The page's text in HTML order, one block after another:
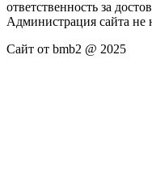
ответственность за
Администрация сайта не
Сайт от bmb2 @ 2025